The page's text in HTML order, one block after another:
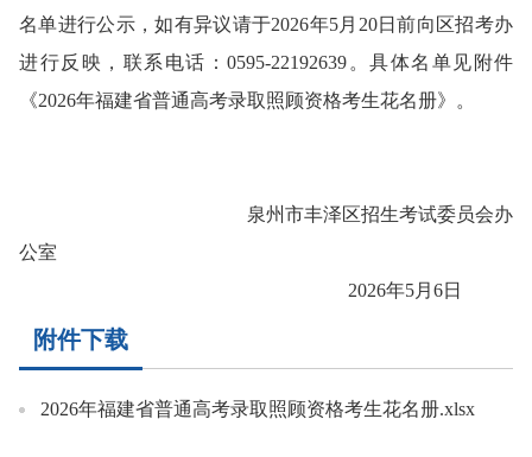
名单进行公示，如有异议请于2026年5月 20日前向区招考办
进行反映，联系电话：0595-22192639 。具体名单见附件
《2026年福建省普通高考录取照顾资格考生花名册》 。
泉州市丰泽区招生考试委员会办
公室
2026年5月6日
附件下载
2026年福建省普通高考录取照顾资格考生花名册.xlsx